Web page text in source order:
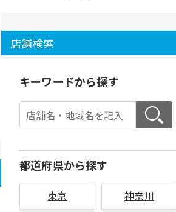
店舗検索
キーワードから探す
都道府県から探す
東京 神奈川